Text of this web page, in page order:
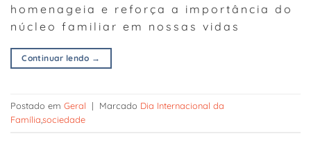
homenageia e reforça a importância do
núcleo familiar em nossas vidas
Continuar lendo →
Postado em Geral | Marcado Dia Internacional da
Famíliasociedade